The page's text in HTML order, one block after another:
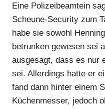
Eine Polizeibeamtein
Scheune-Security zum
habe sie sowohl
betrunken gewesen sei
ausgesagt, dass es nur
sei. Allerdings hatte er
fand dann hinter einem
Küchenmesser, jedoch